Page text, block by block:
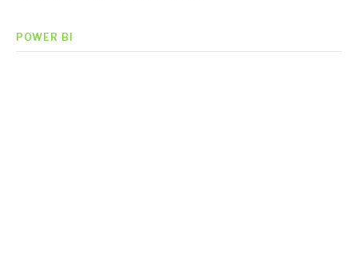
POWER BI